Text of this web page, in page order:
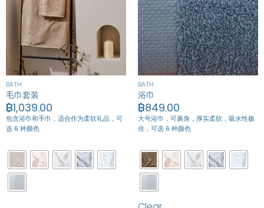
BATH
毛巾套装
฿1,039.00
包含浴巾和手巾，适合作为柔软礼品， 可
选 6 种颜色
BATH
浴巾
฿849.00
大号浴巾，可裹身，厚实柔软，吸水性极
佳，可选 6 种颜色